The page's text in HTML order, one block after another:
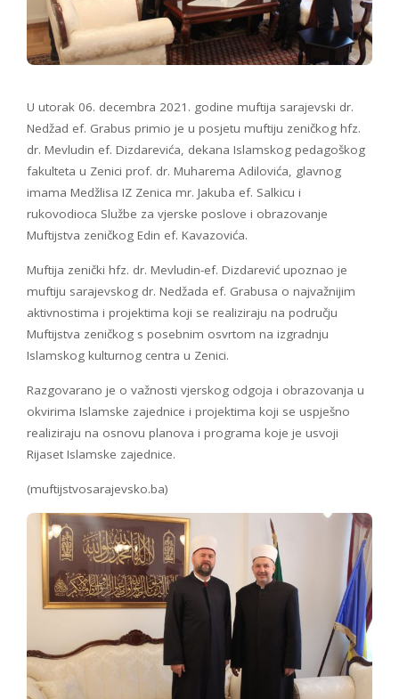
U utorak 06. decembra 2021. godine muftija sarajevski dr.
Nedžad ef. Grabus primio je u posjetu muftiju zeničkog hfz.
dr. Mevludin ef. Dizdarevića, dekana Islamskog pedagoškog
fakulteta u Zenici prof. dr. Muharema Adilovića, glavnog
imama Medžlisa IZ Zenica mr. Jakuba ef. Salkicu i
rukovodioca Službe za vjerske poslove i obrazovanje
Muftijstva zeničkog Edin ef. Kavazovića.
Muftija zenički hfz. dr. Mevludin-ef. Dizdarević upoznao je
muftiju sarajevskog dr. Nedžada ef. Grabusa o najvažnijim
aktivnostima i projektima koji se realiziraju na području
Muftijstva zeničkog s posebnim osvrtom na izgradnju
Islamskog kulturnog centra u Zenici.
Razgovarano je o važnosti vjerskog odgoja i obrazovanja u
okvirima Islamske zajednice i projektima koji se uspješno
realiziraju na osnovu planova i programa koje je usvoji
Rijaset Islamske zajednice.
(muftijstvosarajevsko.ba)